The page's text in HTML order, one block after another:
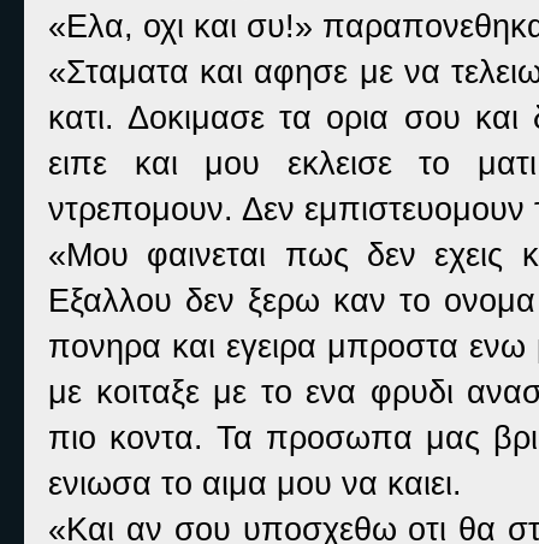
«Ελα, οχι και συ!»
«Σταματα και αφησε με να
κατι. Δοκιμασε τα ορια σου
ειπε και μου εκλεισε το
ντρεπομουν. Δεν
«Μου φαινεται πως δεν εχεις
Εξαλλου δεν ξερω καν το
πονηρα και εγειρα μπροστα ενω
με κοιταξε με το ενα φρυδι
πιο κοντα. Τα προσωπα μας
ενιωσα το αιμα μου να καιει.
«Και αν σου υποσχεθω οτι θα